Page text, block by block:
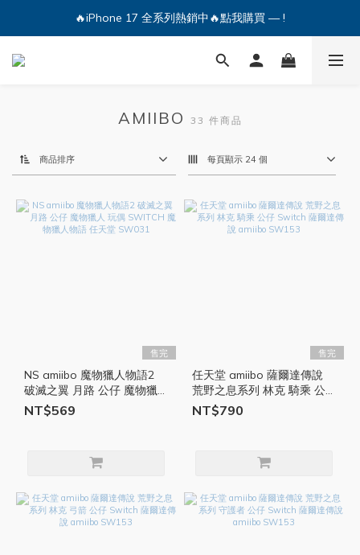
🔥iPhone 17 全系列熱銷中🔥點我購買 — !
🔥iPhone 17 全系列熱銷中🔥點我購買 — !
💕加入Q哥 Line 新好友領優惠券！🎫
AMIIBO 33 件商品
商品排序 每頁顯示 24 個
售完
NS amiibo 魔物獵人物語2
破滅之翼 月路 公仔 魔物獵
人 玩偶 SWITCH 魔物獵人物
語 任天堂 SW031
NT$569
售完
任天堂 amiibo 薩爾達傳說
荒野之息系列 林克 騎乘 公
仔 Switch 薩爾達傳說
amiibo SW153
NT$790